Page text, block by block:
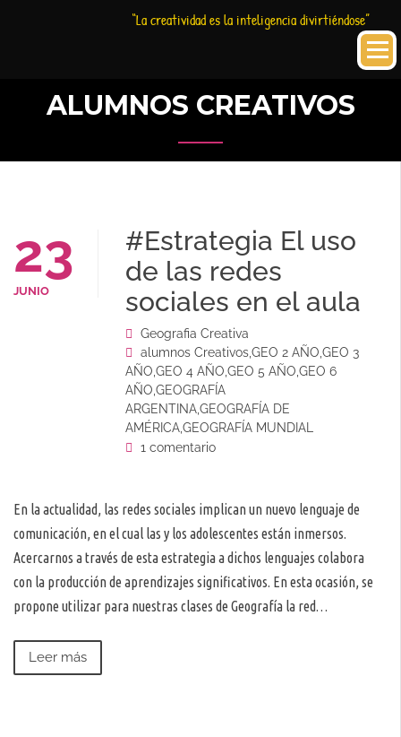
“La creatividad es la inteligencia divirtiéndose”
ALUMNOS CREATIVOS
23
JUNIO
#Estrategia El uso
de las redes
sociales en el aula
Geografia Creativa
alumnos Creativos,GEO 2 AÑO,GEO 3
AÑO,GEO 4 AÑO,GEO 5 AÑO,GEO 6
AÑO,GEOGRAFÍA
ARGENTINA,GEOGRAFÍA DE
AMÉRICA,GEOGRAFÍA MUNDIAL
1 comentario
En la actualidad, las redes sociales implican un nuevo lenguaje de
comunicación, en el cual las y los adolescentes están inmersos.
Acercarnos a través de esta estrategia a dichos lenguajes colabora
con la producción de aprendizajes significativos. En esta ocasión, se
propone utilizar para nuestras clases de Geografía la red…
Leer más